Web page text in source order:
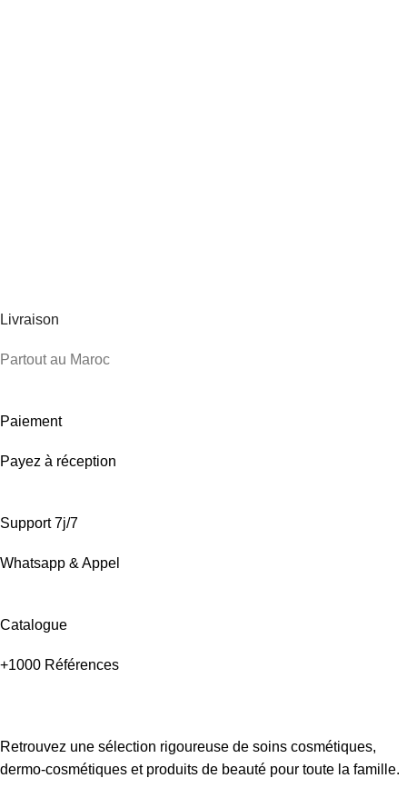
Livraison
Partout au Maroc
Paiement
Payez à réception
Support 7j/7
Whatsapp & Appel
Catalogue
+1000 Références
Retrouvez une sélection rigoureuse de soins cosmétiques,
dermo-cosmétiques et produits de beauté pour toute la famille.